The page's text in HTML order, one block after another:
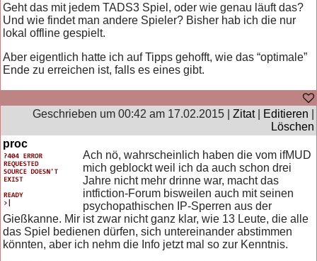
Geht das mit jedem TADS3 Spiel, oder wie genau läuft das?
Und wie findet man andere Spieler? Bisher hab ich die nur
lokal offline gespielt.
Aber eigentlich hatte ich auf Tipps gehofft, wie das “optimale”
Ende zu erreichen ist, falls es eines gibt.
Geschrieben um 00:42 am 17.02.2015 | Zitat| Editieren
Löschen
proc
Ach nö, wahrscheinlich haben die vom ifMUD
mich geblockt weil ich da auch schon drei
Jahre nicht mehr drinne war, macht das
intfiction-Forum bisweilen auch mit seinen
psychopathischen IP-Sperren aus der
Gießkanne. Mir ist zwar nicht ganz klar, wie 13 Leute, die alle
das Spiel bedienen dürfen, sich untereinander abstimmen
könnten, aber ich nehm die Info jetzt mal so zur Kenntnis.